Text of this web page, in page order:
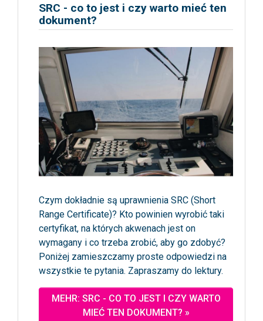
SRC - co to jest i czy warto mieć ten
dokument?
Czym dokładnie są uprawnienia SRC (Short
Range Certificate)? Kto powinien wyrobić taki
certyfikat, na których akwenach jest on
wymagany i co trzeba zrobić, aby go zdobyć?
Poniżej zamieszczamy proste odpowiedzi na
wszystkie te pytania. Zapraszamy do lektury.
MEHR: SRC - CO TO JEST I CZY WARTO
MIEĆ TEN DOKUMENT? »